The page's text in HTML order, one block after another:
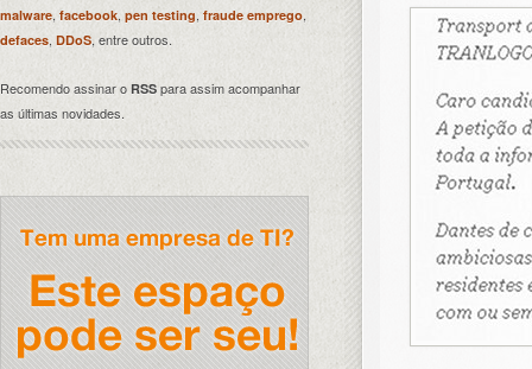
malware, facebook, pen testing fraude emprego,
defaces, DDoS, entre outros.
Recomendo assinar o RSS para assim acompanhar
as últimas novidades.